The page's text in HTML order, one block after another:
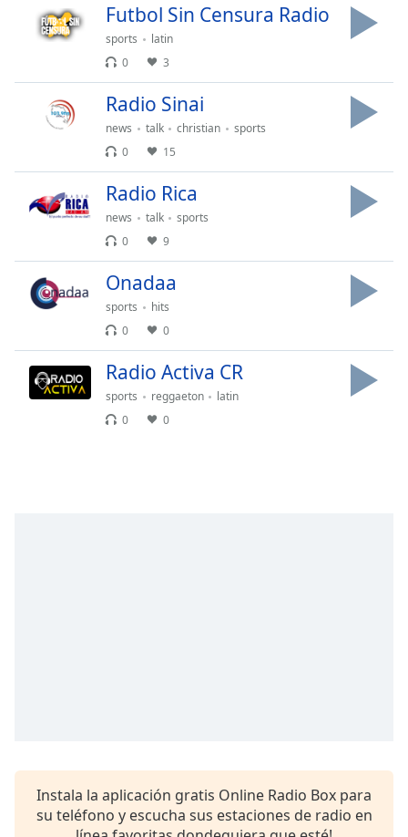
Beginning
Escape
close
window.
Background
Futbol Sin Censura Radio
sports
latin
0
3
Radio Sinai
news talk christian
sports
0
15
Radio Rica
news talk
sports
0
9
Onadaa
sports
hits
0
0
Radio Activa CR
sports reggaeton
latin
0
0
Instala la aplicación gratis Online Radio Box para
su teléfono y escucha sus estaciones de radio en